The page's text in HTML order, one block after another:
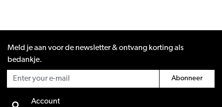
Meld je aan voor de newsletter & ontvang korting als
bedankje.
Abonneer
Account